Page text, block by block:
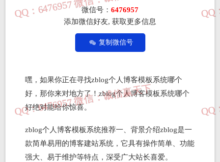
微信号： 6476957
添加微信好友, 获取更多信息
复制微信号
嘿，如果你正在寻找zblog个人博客模板系统哪个
好，那你来对地方了！zblog个人博客模板系统哪个
好绝对能给你惊喜。
zblog个人博客模板系统推荐一、背景介绍zblog是一
款简单易用的博客建站系统，它具有操作简单、功能
强大、易于维护等特点，深受广大站长喜爱。